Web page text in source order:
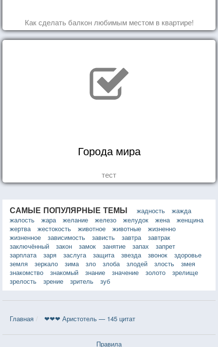
Как сделать балкон любимым местом в квартире!
Города мира
тест
САМЫЕ ПОПУЛЯРНЫЕ ТЕМЫ жадность
жажда
жалость
жара желание железо желудок жена
женщина
жертва
жестокость животное животные
жизненно
жизненное
зависимость зависть завтра
завтрак
заключённый
закон замок занятие запах
запрет
зарплата
заря заслуга защита звезда звонок
здоровье
земля
зеркало зима зло злоба злодей злость
змея
знакомство
знакомый знание значение золото
зрелище
зрелость
зрение зритель зуб
Главная ❤❤❤ Аристотель — 145 цитат
Правила